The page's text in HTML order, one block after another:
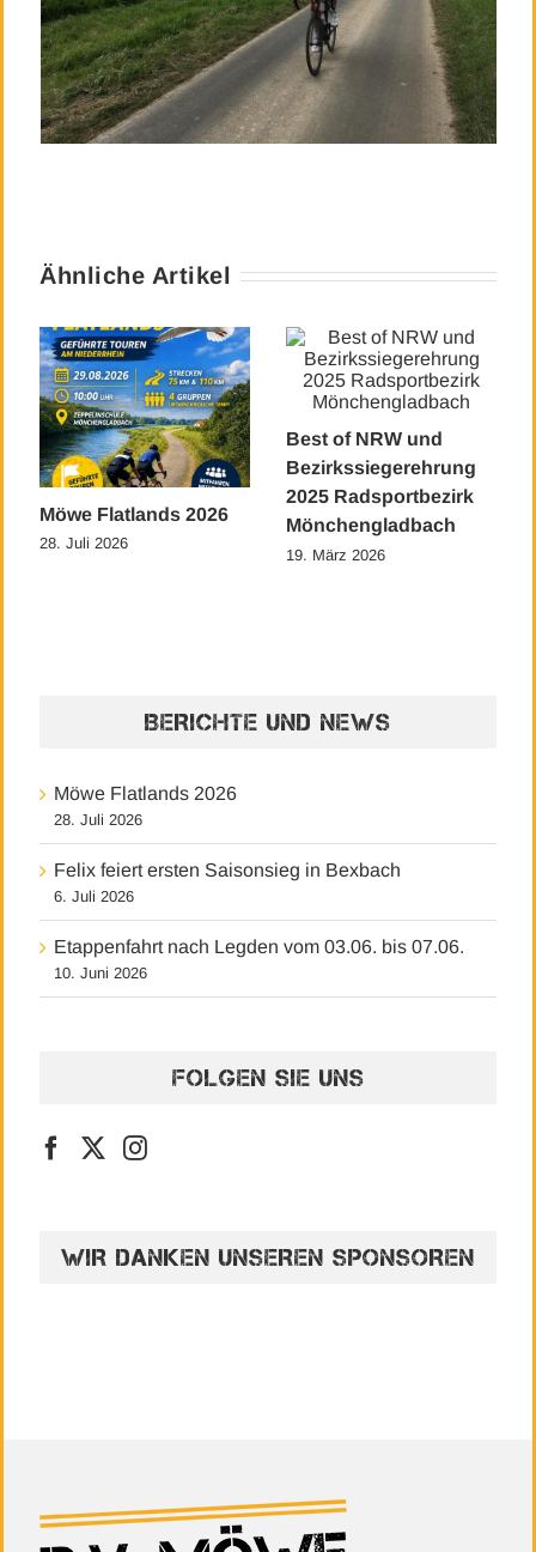
Ähnliche Artikel
Möwe Flatlands 2026
28. Juli 2026
Best of NRW und
Bezirkssiegerehrung
2025 Radsportbezirk
Mönchengladbach
19. März 2026
BERICHTE UND NEWS
Möwe Flatlands 2026
28. Juli 2026
Felix feiert ersten Saisonsieg in Bexbach
6. Juli 2026
Etappenfahrt nach Legden vom 03.06. bis 07.06.
10. Juni 2026
FOLGEN SIE UNS
WIR DANKEN UNSEREN SPONSOREN